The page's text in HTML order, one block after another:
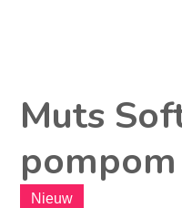
Muts
pompom
Nieuw